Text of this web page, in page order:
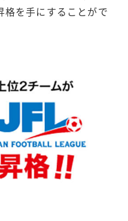
を手にすることがで